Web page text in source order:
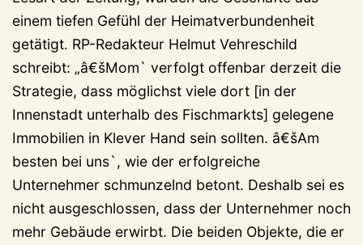
einem tiefen Gefühl der Heimatverbundenheit
getätigt. RP-Redakteur Helmut Vehreschild
schreibt: „â€šMom` verfolgt offenbar derzeit die
Strategie, dass möglichst viele dort [in der
Innenstadt unterhalb des Fischmarkts] gelegene
Immobilien in Klever Hand sein sollten. â€šAm
besten bei uns`, wie der erfolgreiche
Unternehmer schmunzelnd betont. Deshalb sei es
nicht ausgeschlossen, dass der Unternehmer noch
mehr Gebäude erwirbt. Die beiden Objekte, die er